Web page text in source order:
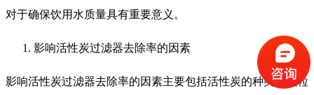
对于确保饮用水质量具有重要意义。
影响活性炭过滤器去除率的因素
影响活性炭过滤器去除率的因素主要包括活性炭的种类、颗粒